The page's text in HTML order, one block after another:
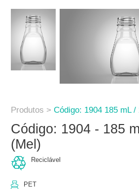
Produtos >Código: 1904 185 mL
Código: 1904 - 185
(Mel)
Reciclável
PET